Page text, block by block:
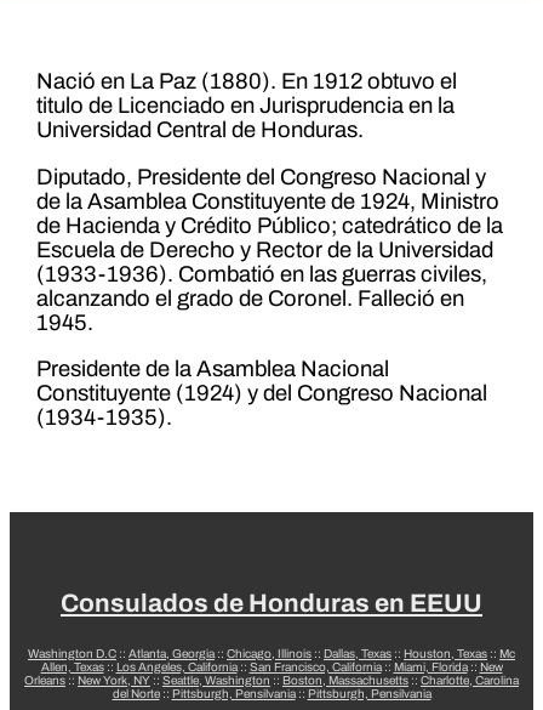
Nació en La Paz (1880). En 1912 obtuvo el
titulo de Licenciado en Jurisprudencia en la
Universidad Central de Honduras.
Diputado, Presidente del Congreso Nacional y
de la Asamblea Constituyente de 1924, Ministro
de Hacienda y Crédito Público; catedrático de la
Escuela de Derecho y Rector de la Universidad
(1933-1936). Combatió en las guerras civiles,
alcanzando el grado de Coronel. Falleció en
1945.
Presidente de la Asamblea Nacional
Constituyente (1924) y del Congreso Nacional
(1934-1935).
Consulados de Honduras en EEUU
Washington D.C :: Atlanta, Georgia:: Chicago, Illinois :: Dallas, Texas :: Houston, Texas :: Mc
Allen, Texas:: Los Angeles, California:: San Francisco, California:: Miami, Florida:: New
Orleans :: New York, NY :: Seattle, Washington :: Boston, Massachusetts :: Charlotte, Carolina
del Norte:: Pittsburgh, Pensilvania:: Pittsburgh, Pensilvania